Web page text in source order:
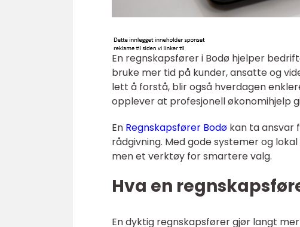
En regnskapsfører i Bodø hjelper
bruke mer tid på kunder, ansatte og
lett å forstå, blir også hverdagen
opplever at profesjonell økonomihjelp
En Regnskapsfører Bodø kan ta ansvar
rådgivning. Med gode systemer og
men et verktøy for smartere valg.
Hva en
En dyktig regnskapsfører gjør langt